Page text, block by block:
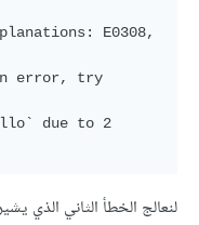
E0308,
error, try
due to 2
لنعالج الخطأ الثاني الذي